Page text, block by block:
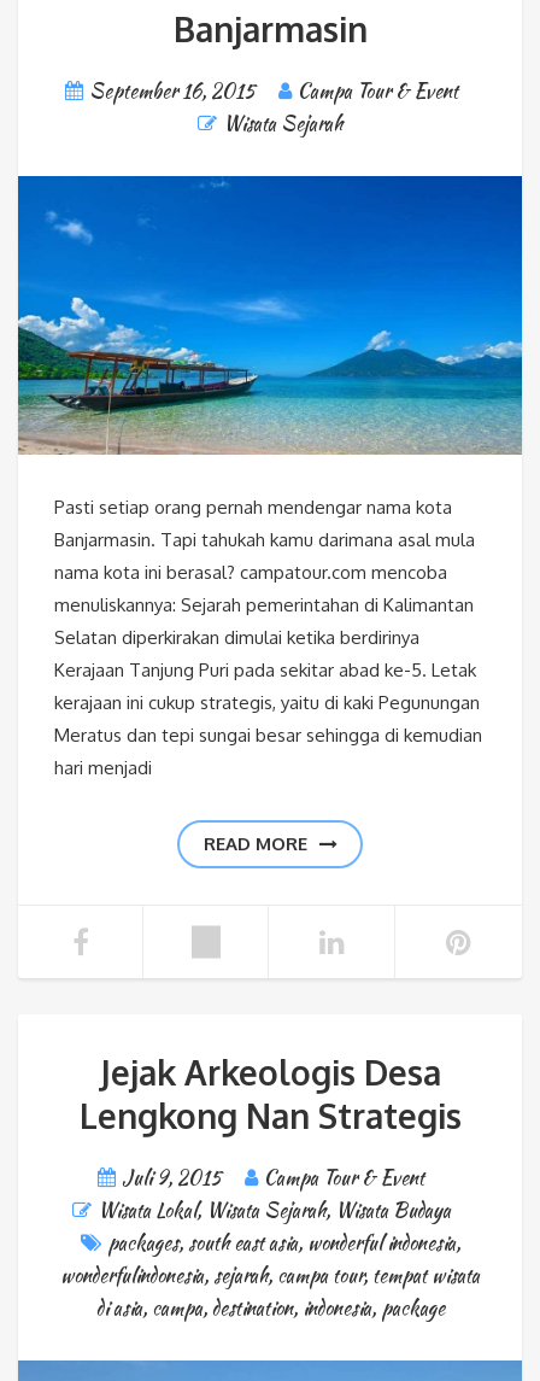
Banjarmasin
September 16, 2015
Campa Tour & Event
Wisata Sejarah
Pasti setiap orang pernah mendengar nama kota
Banjarmasin. Tapi tahukah kamu darimana asal mula
nama kota ini berasal? campatour.com mencoba
menuliskannya: Sejarah pemerintahan di Kalimantan
Selatan diperkirakan dimulai ketika berdirinya
Kerajaan Tanjung Puri pada sekitar abad ke-5. Letak
kerajaan ini cukup strategis, yaitu di kaki Pegunungan
Meratus dan tepi sungai besar sehingga di kemudian
hari menjadi
READ MORE
Jejak Arkeologis Desa
Lengkong Nan Strategis
Juli 9, 2015
Campa Tour & Event
Wisata Lokal, Wisata Sejarah, Wisata Budaya
packages, south east asia, wonderful indonesia,
wonderfulindonesia, sejarah, campa tour, tempat wisata
di asia, campa,destination, indonesia, package